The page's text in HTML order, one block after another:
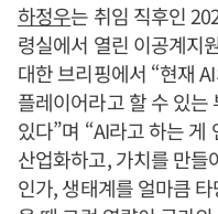
하정우는 취임 직후인
령실에서 열린 이공계지
대한 브리핑에서 “현재
플레이어라고 할 수 있
있다”며 “AI라고 하는 게
산업화하고, 가치를 만들
인가, 생태계를 얼마큼